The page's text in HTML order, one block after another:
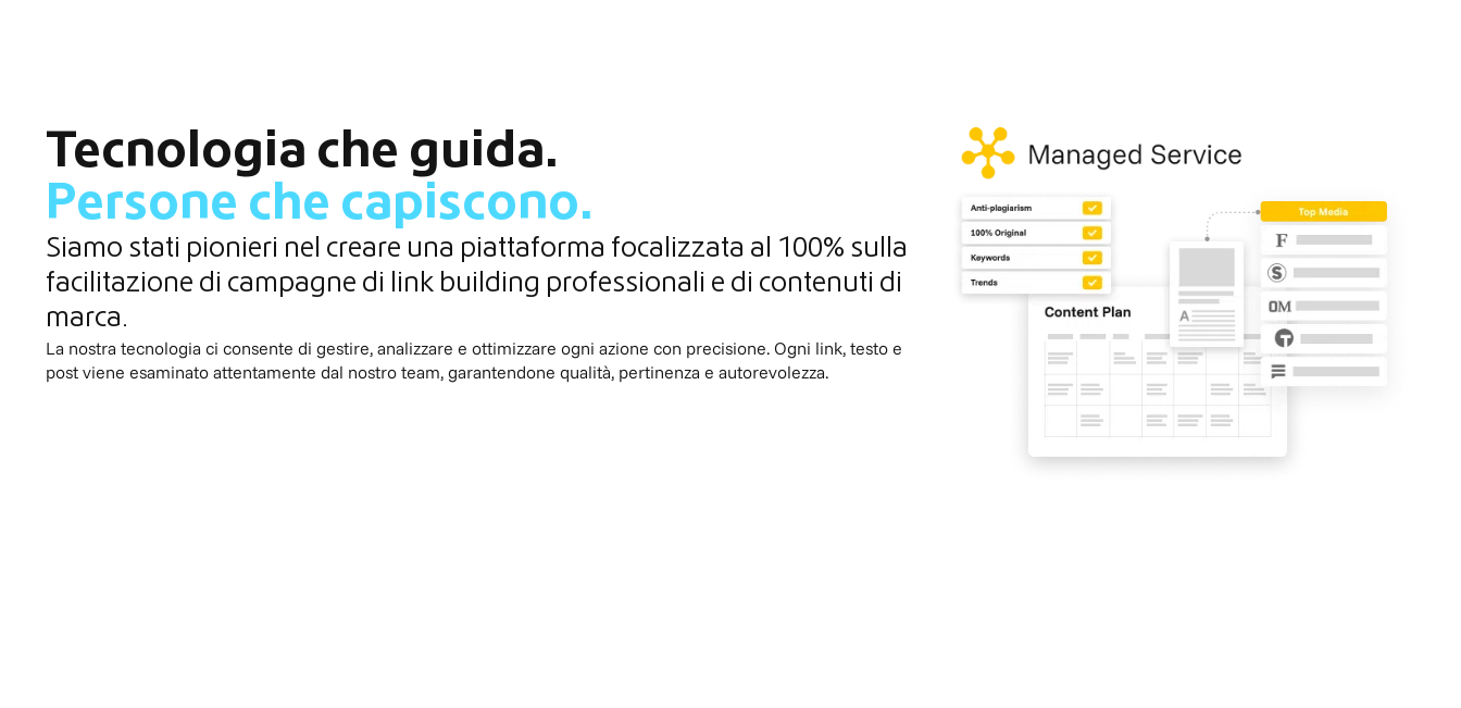
Tecnologia che guida.
Persone che capiscono.
Siamo stati pionieri nel creare una piattaforma focalizzata al 100% sulla
facilitazione di campagne di link building professionali e di contenuti di
marca.
La nostra tecnologia ci consente di gestire, analizzare e ottimizzare ogni azione con precisione. Ogni link, testo e
post viene esaminato attentamente dal nostro team, garantendone qualità, pertinenza e autorevolezza.